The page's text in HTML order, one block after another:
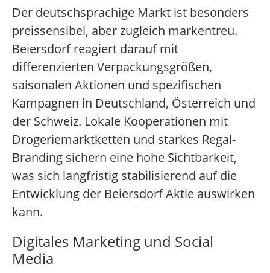
Der deutschsprachige Markt ist besonders
preissensibel, aber zugleich markentreu.
Beiersdorf reagiert darauf mit
differenzierten Verpackungsgrößen,
saisonalen Aktionen und spezifischen
Kampagnen in Deutschland, Österreich und
der Schweiz. Lokale Kooperationen mit
Drogeriemarktketten und starkes Regal-
Branding sichern eine hohe Sichtbarkeit,
was sich langfristig stabilisierend auf die
Entwicklung der Beiersdorf Aktie auswirken
kann.
Digitales Marketing und Social
Media